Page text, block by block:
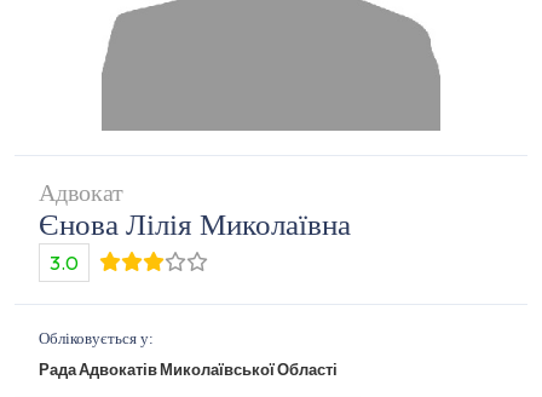
Адвокат
Єнова Лілія Миколаївна
3.0
Обліковується у:
Рада Адвокатів Миколаївської Області